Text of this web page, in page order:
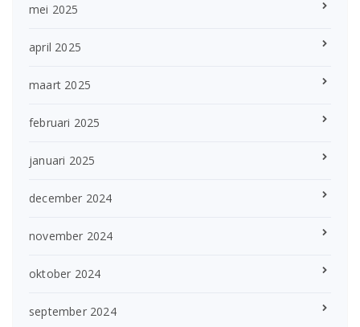
mei 2025
april 2025
maart 2025
februari 2025
januari 2025
december 2024
november 2024
oktober 2024
september 2024